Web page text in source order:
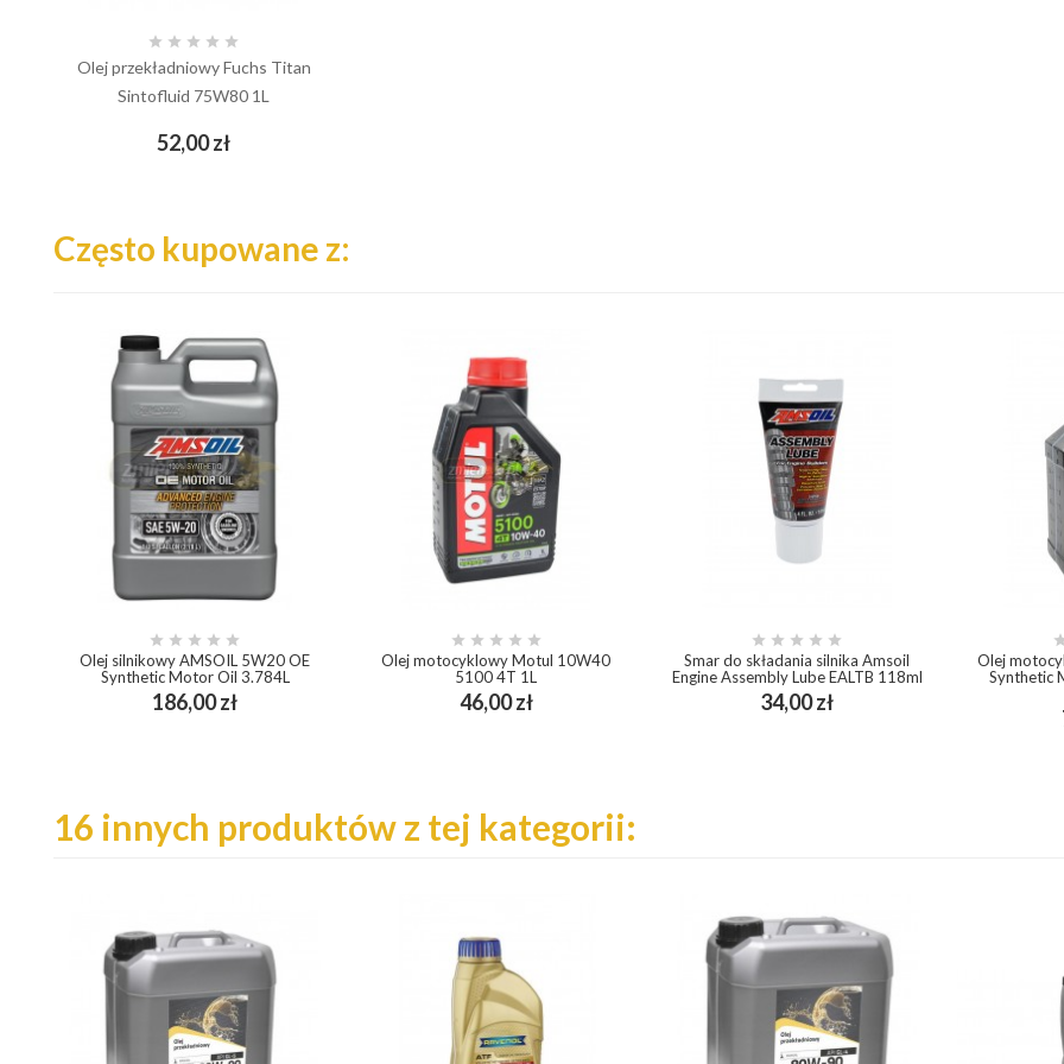
    
Olej przekładniowy Fuchs Titan
Sintofluid 75W80 1L
52,00 złCena
add_shopping_cart
Często kupowane z:
    
Olej silnikowy AMSOIL 5W20 OE
Synthetic Motor Oil 3.784L
186,00 złCena
add_shopping_cart
    
Olej motocyklowy Motul 10W40
5100 4T 1L
46,00 złCena
add_shopping_cart
    
Smar do składania silnika Amsoil
Engine Assembly Lube EALTB 118ml
34,00 złCena
add_shopping_cart
Olej
Synthetic
16 innych produktów z tej kategorii: